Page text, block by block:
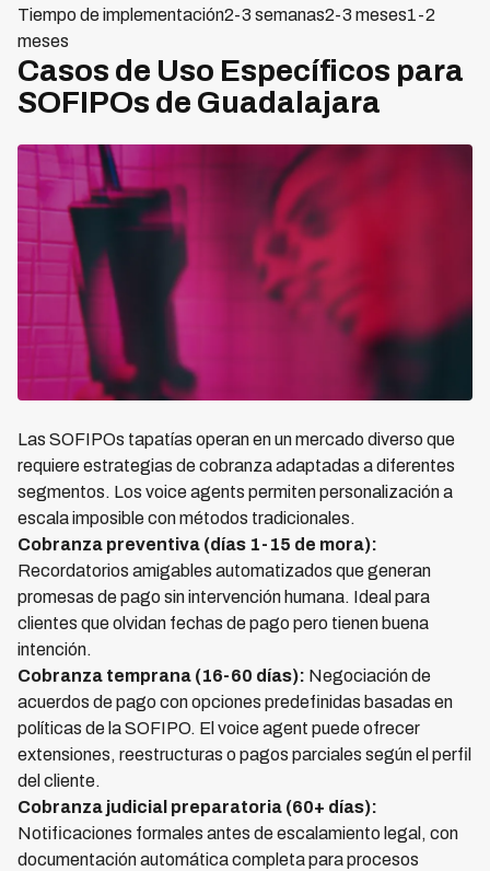
Tiempo de implementación2-3 semanas2-3 meses1-2
meses
Casos de Uso Específicos para
SOFIPOs de Guadalajara
Las SOFIPOs tapatías operan en un mercado diverso que
requiere estrategias de cobranza adaptadas a diferentes
segmentos. Los voice agents permiten personalización a
escala imposible con métodos tradicionales.
Cobranza preventiva (días 1-15 de mora):
Recordatorios amigables automatizados que generan
promesas de pago sin intervención humana. Ideal para
clientes que olvidan fechas de pago pero tienen buena
intención.
Cobranza temprana (16-60 días): Negociación de
acuerdos de pago con opciones predefinidas basadas en
políticas de la SOFIPO. El voice agent puede ofrecer
extensiones, reestructuras o pagos parciales según el perfil
del cliente.
Cobranza judicial preparatoria (60+ días):
Notificaciones formales antes de escalamiento legal, con
documentación automática completa para procesos